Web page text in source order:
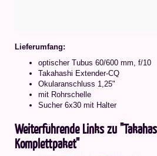
Lieferumfang:
optischer Tubus 60/600 mm, f/10
Takahashi Extender-CQ
Okularanschluss 1,25"
mit Rohrschelle
Sucher 6x30 mit Halter
Weiterführende Links zu
Komplettpaket"